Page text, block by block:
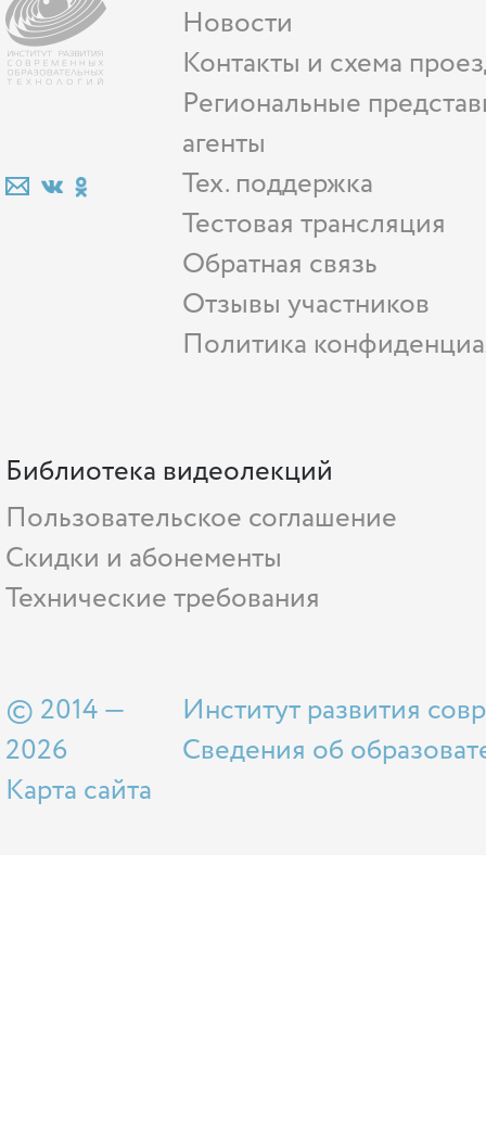
Новости
Контакты и схема
Региональные
агенты
Тех. поддержка
Тестовая трансляция
Обратная связь
Отзывы участников
Политика
Библиотека видеолекций
Пользовательское соглашение
Скидки и абонементы
Технические требования
© 2014 —
2026
Карта сайта
Институт развития
Сведения об